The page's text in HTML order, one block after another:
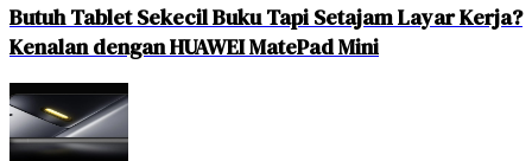
Butuh Tablet Sekecil Buku Tapi Setajam Layar Kerja?
Kenalan dengan HUAWEI MatePad Mini